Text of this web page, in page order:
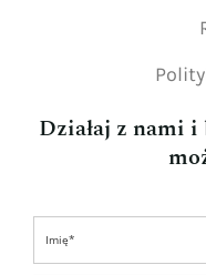
Działaj z nami